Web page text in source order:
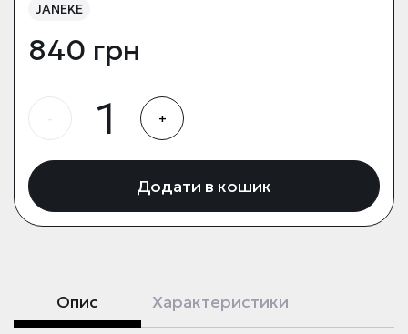
JANEKE
840 грн
+
Додати в кошик
Опис Характеристики